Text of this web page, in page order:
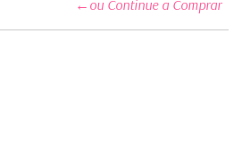
←ou Continue a Comprar